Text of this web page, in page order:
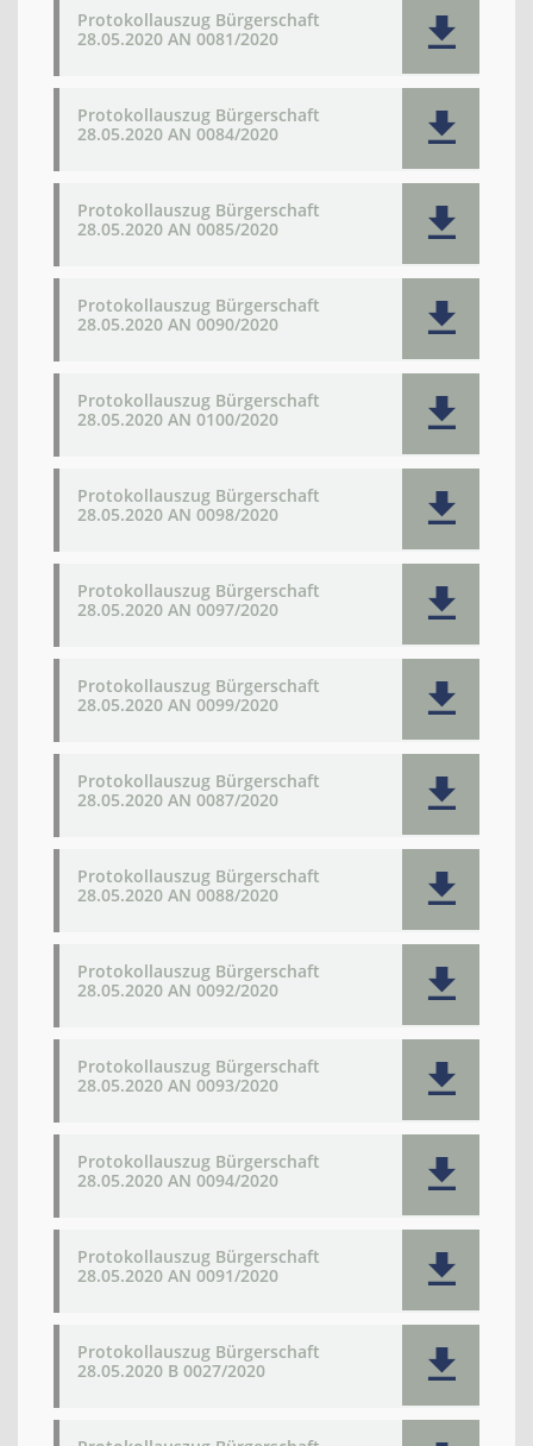
Protokollauszug Bürgerschaft
28.05.2020 AN 0081/2020
Protokollauszug Bürgerschaft
28.05.2020 AN 0084/2020
Protokollauszug Bürgerschaft
28.05.2020 AN 0085/2020
Protokollauszug Bürgerschaft
28.05.2020 AN 0090/2020
Protokollauszug Bürgerschaft
28.05.2020 AN 0100/2020
Protokollauszug Bürgerschaft
28.05.2020 AN 0098/2020
Protokollauszug Bürgerschaft
28.05.2020 AN 0097/2020
Protokollauszug Bürgerschaft
28.05.2020 AN 0099/2020
Protokollauszug Bürgerschaft
28.05.2020 AN 0087/2020
Protokollauszug Bürgerschaft
28.05.2020 AN 0088/2020
Protokollauszug Bürgerschaft
28.05.2020 AN 0092/2020
Protokollauszug Bürgerschaft
28.05.2020 AN 0093/2020
Protokollauszug Bürgerschaft
28.05.2020 AN 0094/2020
Protokollauszug Bürgerschaft
28.05.2020 AN 0091/2020
Protokollauszug Bürgerschaft
28.05.2020 B 0027/2020